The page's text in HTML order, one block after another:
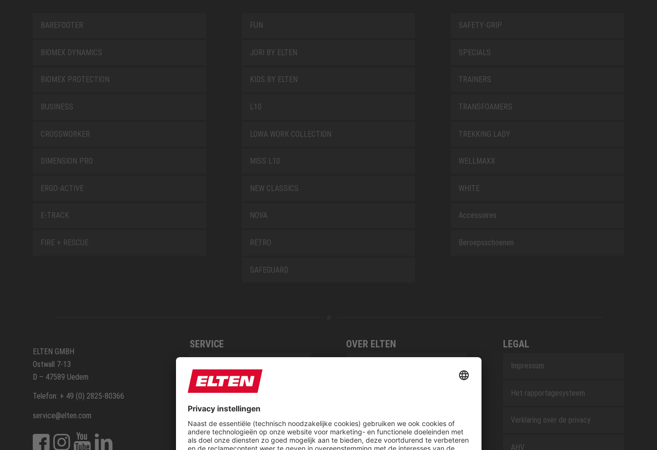
BAREFOOTER
BIOMEX DYNAMICS
BIOMEX PROTECTION
BUSINESS
CROSSWORKER
DIMENSION PRO
ERGO-ACTIVE
E-TRACK
FIRE + RESCUE
FUN
JORI BY ELTEN
KIDS BY ELTEN
L10
LOWA WORK COLLECTION
MISS L10
NEW CLASSICS
NOVA
RETRO
SAFEGUARD
SAFETY-GRIP
SPECIALS
TRAINERS
TRANSFOAMERS
TREKKING LADY
WELLMAXX
WHITE
Accessoires
Beroepsschoenen
ELTEN GMBH
Ostwall 7-13
D – 47589 Uedem
Telefon: + 49 (0) 2825-80366
service@elten.com
SERVICE
Reparatieservice van ELTEN
Contact
Sitemap
OVER ELTEN LEGAL
Impressum
Het rapportagesysteem
Verklaring over de privacy
AHV